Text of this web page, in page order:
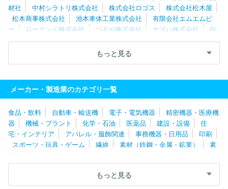
材社
中村シラトリ株式会社 株式会社ロゴス
株式会社松木屋
松本商事株式会社
池本車体工業株式会社
有限会社エムエムピ
ー
ローランド株式会社 つるや株式会社 ヤマハ株式会社
任
天堂株式会社
ニューウェルブランズ・ジャパン合同会社
美津濃
ファイテン株式会社 山本光学株式会社
富士工業株式
会社
ンゼルプレイングカード製造京都株式会社
エルソニック株式会社
星野楽器株式会社
ミズノテクニクス株式会社
ジトーイ
株式会社エンスカイ
株式会社グラファイトデザイン
株式会社三英
株式会社シバ 株式会社リーメント
株式会社ム
ラカミ
エバーグリーン株式会社 株式会社アクラス
株式会社ナ
カジマコーポレーション
株式会社東京マルイ
イグニッション・
株式会社メディコム・トイ
もっと見る
メーカー・製造業のカテゴリ一覧
食品・飲料 自動車・輸送機 電子・電気機器
精密機器・医療機
器
機械・プラント 化学・石油 医薬品 建設・設備
住
宅・インテリア
アパレル・服飾関連 事務機器・日用品
印刷
スポーツ・玩具・ゲーム
繊維 素材（鉄鋼・金属・鉱業）
素
材（ゴム・ガラス・セラミックス）
素材（紙・パルプ）
素材
（その他）
農林・水産 たばこ・飼料 その他
もっと見る